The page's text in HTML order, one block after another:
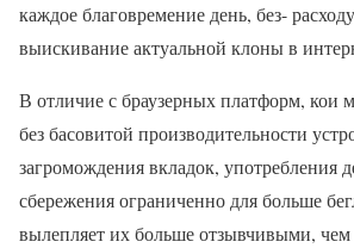
каждое благовремение день, без-
выискивание актуальной клоны в
В отличие с браузерных платформ, кои
без басовитой производительности
загромождения вкладок, употребления
сбережения ограниченно для больше
вылепляет их больше отзывчивыми, чем